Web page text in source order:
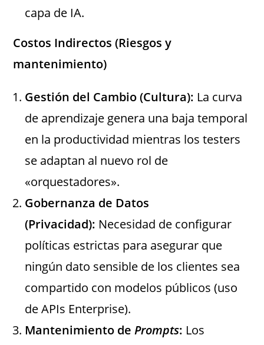
capa de IA.
Costos Indirectos (Riesgos y
mantenimiento)
Gestión del Cambio (Cultura): La curva
de aprendizaje genera una baja temporal
en la productividad mientras los testers
se adaptan al nuevo rol de
«orquestadores».
Gobernanza de Datos
(Privacidad): Necesidad de configurar
políticas estrictas para asegurar que
ningún dato sensible de los clientes sea
compartido con modelos públicos (uso
de APIs Enterprise).
Mantenimiento dePrompts: Los